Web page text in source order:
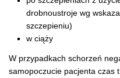
drobnoustroje wg
szczepieniu)
w ciąży
W przypadkach schorzeń
samopoczucie pacjenta czas